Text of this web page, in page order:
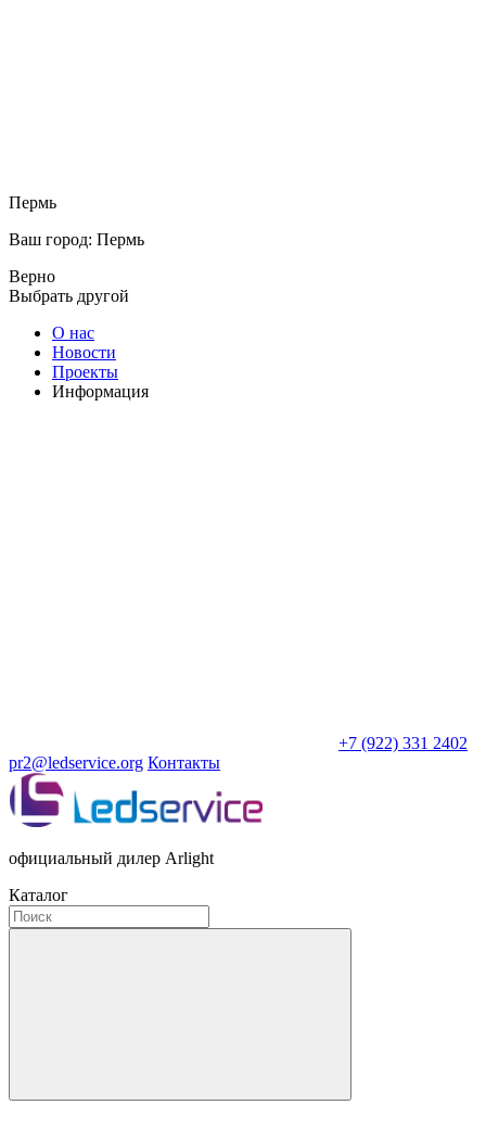
Пермь
Ваш город: Пермь
Верно
Выбрать другой
О нас
Новости
Проекты
Информация
+7 (922) 331 2402
pr2@ledservice.org Контакты
официальный дилер Arlight
Каталог